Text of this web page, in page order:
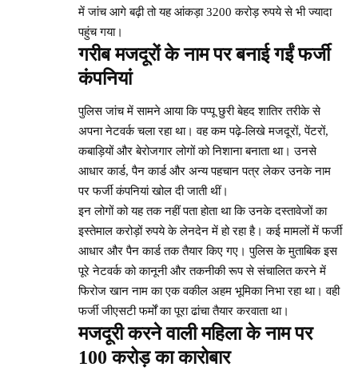
में जांच आगे बढ़ी तो यह आंकड़ा 3200 करोड़ रुपये से भी ज्यादा
पहुंच गया।
गरीब मजदूरों के नाम पर बनाई गईं फर्जी
कंपनियां
पुलिस जांच में सामने आया कि पप्पू छुरी बेहद शातिर तरीके से
अपना नेटवर्क चला रहा था। वह कम पढ़े-लिखे मजदूरों, पेंटरों,
कबाड़ियों और बेरोजगार लोगों को निशाना बनाता था। उनसे
आधार कार्ड, पैन कार्ड और अन्य पहचान पत्र लेकर उनके नाम
पर फर्जी कंपनियां खोल दी जाती थीं।
इन लोगों को यह तक नहीं पता होता था कि उनके दस्तावेजों का
इस्तेमाल करोड़ों रुपये के लेनदेन में हो रहा है। कई मामलों में फर्जी
आधार और पैन कार्ड तक तैयार किए गए। पुलिस के मुताबिक इस
पूरे नेटवर्क को कानूनी और तकनीकी रूप से संचालित करने में
फिरोज खान नाम का एक वकील अहम भूमिका निभा रहा था। वही
फर्जी जीएसटी फर्मों का पूरा ढांचा तैयार करवाता था।
मजदूरी करने वाली महिला के नाम पर
100 करोड़ का कारोबार